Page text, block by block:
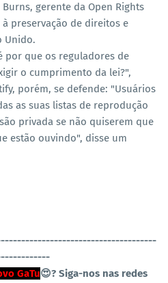
gerente da Open Rights
preservação de direitos e
Unido.
por que os reguladores de
o cumprimento da lei?",
porém, se defende: "Usuários
as suas listas de reprodução
privada se não quiserem que
estão ouvindo", disse um
-----------------------------------
GaTu😍? Siga-nos nas redes